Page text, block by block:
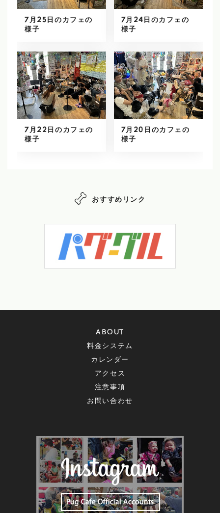
7月25日のカフェの
様子
7月24日のカフェの
様子
7月22日のカフェの
様子
7月20日のカフェの
様子
おすすめリンク
ABOUT
料金システム
カレンダー
アクセス
注意事項
お問い合わせ